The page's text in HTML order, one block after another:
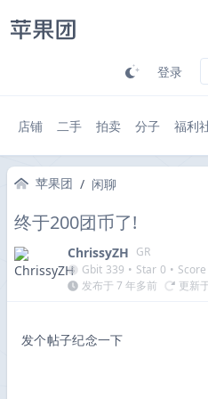
登录
店铺 二手 拍卖 分子 福利
苹果团 / 闲聊
终于200团币了!
ChrissyZH GR
Gbit 339 • Star 0 • Score
发布于 7 年多前
更新
发个帖子纪念一下